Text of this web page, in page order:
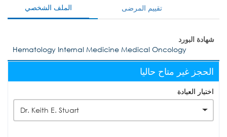
الملف الشخصي تقييم المرضى
شهادة البورد
Hematology Internal Medicine Medical Oncology
الحجز غير متاح حاليا
اختيار العيادة
Dr. Keith E. Stuart